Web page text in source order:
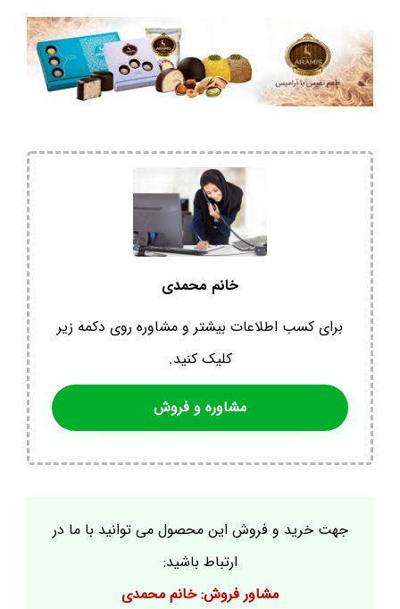
خانم محمدی
برای کسب اطلاعات بیشتر و مشاوره روی دکمه زیر
کلیک کنید.
مشاوره و فروش
جهت خرید و فروش این محصول می توانید با ما در
ارتباط باشید:
مشاور فروش: خانم محمدی